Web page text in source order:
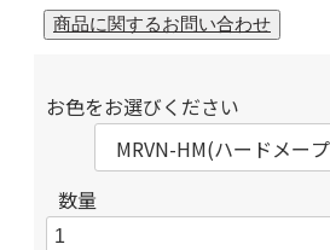
お色をお選びください
数量